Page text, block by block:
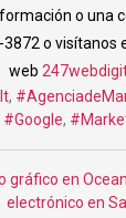
o una
o visítanos
web
,
#Google,
gráfico en
electrónico en